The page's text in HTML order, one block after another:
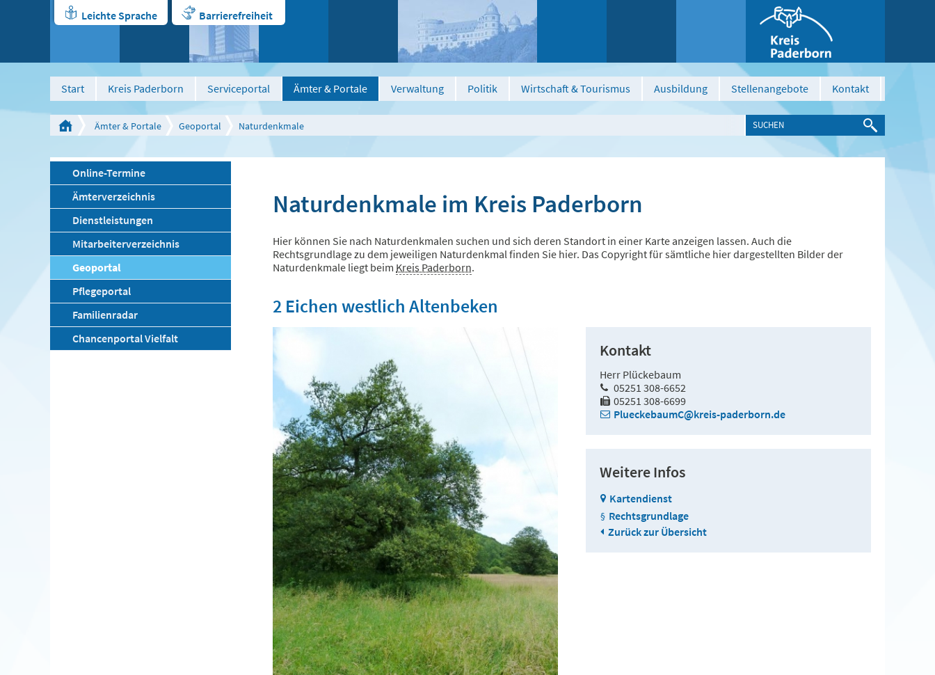
Leichte Sprache Barrierefreiheit
Start Kreis Paderborn Serviceportal Ämter & Portale Verwaltung Politik Wirtschaft & Tourismus Ausbildung Stellenangebote Kontakt
Ämter & Portale Geoportal Naturdenkmale
Online-Termine
Ämterverzeichnis
Dienstleistungen
Mitarbeiterverzeichnis
Geoportal
Pflegeportal
Familienradar
Chancenportal Vielfalt
Naturdenkmale im Kreis Paderborn
Hier können Sie nach Naturdenkmalen suchen und sich deren Standort in einer Karte anzeigen lassen. Auch die
Rechtsgrundlage zu dem jeweiligen Naturdenkmal finden Sie hier. Das Copyright für sämtliche hier dargestellten Bilder der
Naturdenkmale liegt beim Kreis Paderborn.
2 Eichen westlich Altenbeken
Kontakt
Herr Plückebaum
05251 308-6652
05251 308-6699
PlueckebaumC@kreis-paderborn.de
Weitere Infos
Kartendienst
Rechtsgrundlage
Zurück zur Übersicht